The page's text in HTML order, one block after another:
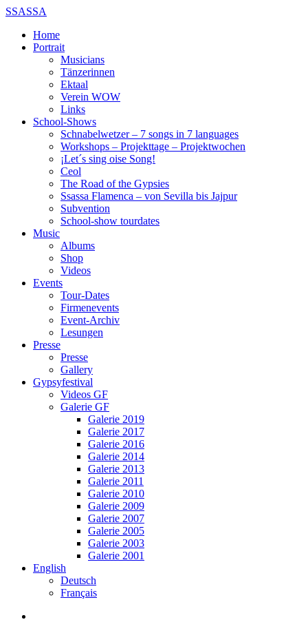
SSASSA
Home
Portrait
Musicians
Tänzerinnen
Ektaal
Verein WOW
Links
School-Shows
Schnabelwetzer – 7 songs in 7 languages
Workshops – Projekttage – Projektwochen
¡Let´s sing oise Song!
Ceol
The Road of the Gypsies
Ssassa Flamenca – von Sevilla bis Jajpur
Subvention
School-show tourdates
Music
Albums
Shop
Videos
Events
Tour-Dates
Firmenevents
Event-Archiv
Lesungen
Presse
Presse
Gallery
Gypsyfestival
Videos GF
Galerie GF
Galerie 2019
Galerie 2017
Galerie 2016
Galerie 2014
Galerie 2013
Galerie 2011
Galerie 2010
Galerie 2009
Galerie 2007
Galerie 2005
Galerie 2003
Galerie 2001
English
Deutsch
Français